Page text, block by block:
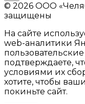
© 2026 ООО
защищены
На сайте
web-аналитики
подтверждаете,
условиями их
хотите, чтобы
покиньте сайт.